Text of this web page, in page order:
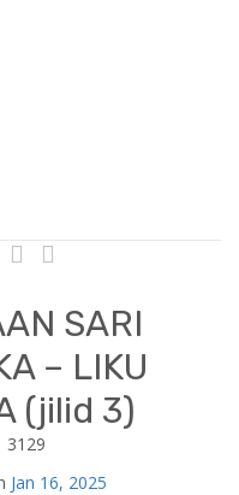
SARI
– LIKU
(jilid 3)
3129
Jan 16, 2025